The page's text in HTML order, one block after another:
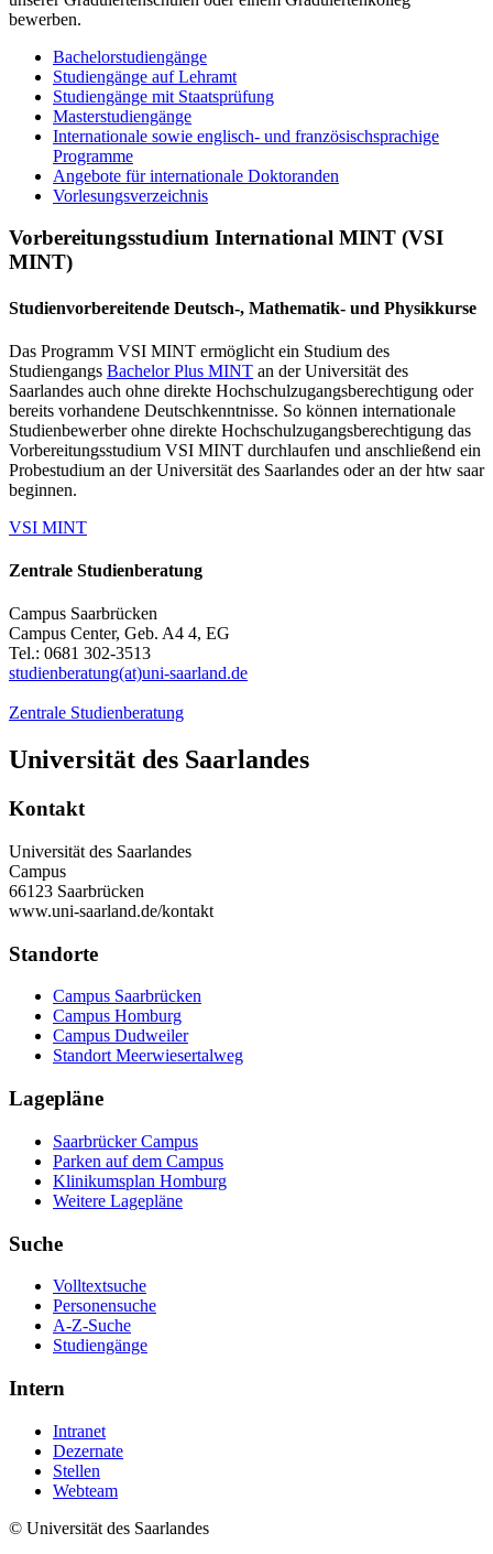
bewerben.
Bachelorstudiengänge
Studiengänge auf Lehramt
Studiengänge mit Staatsprüfung
Masterstudiengänge
Internationale sowie englisch- und französischsprachige
Programme
Angebote für internationale Doktoranden
Vorlesungsverzeichnis
Vorbereitungsstudium International MINT (VSI
MINT)
Studienvorbereitende Deutsch-, Mathematik- und Physikkurse
Das Programm VSI MINT ermöglicht ein Studium des
Studiengangs Bachelor Plus MINT an der Universität des
Saarlandes auch ohne direkte Hochschulzugangsberechtigung oder
bereits vorhandene Deutschkenntnisse. So können internationale
Studienbewerber ohne direkte Hochschulzugangsberechtigung das
Vorbereitungsstudium VSI MINT durchlaufen und anschließend ein
Probestudium an der Universität des Saarlandes oder an der htw saar
beginnen.
VSI MINT
Zentrale Studienberatung
Campus Saarbrücken
Campus Center, Geb. A4 4, EG
Tel.: 0681 302-3513
studienberatung(at)uni-saarland.de
Zentrale Studienberatung
Universität des Saarlandes
Kontakt
Universität des Saarlandes
Campus
66123 Saarbrücken
www.uni-saarland.de/kontakt
Standorte
Campus Saarbrücken
Campus Homburg
Campus Dudweiler
Standort Meerwiesertalweg
Lagepläne
Saarbrücker Campus
Parken auf dem Campus
Klinikumsplan Homburg
Weitere Lagepläne
Suche
Volltextsuche
Personensuche
A-Z-Suche
Studiengänge
Intern
Intranet
Dezernate
Stellen
Webteam
© Universität des Saarlandes